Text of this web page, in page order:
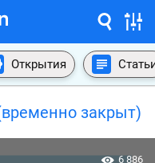
Открытия
закрыт)
6 886